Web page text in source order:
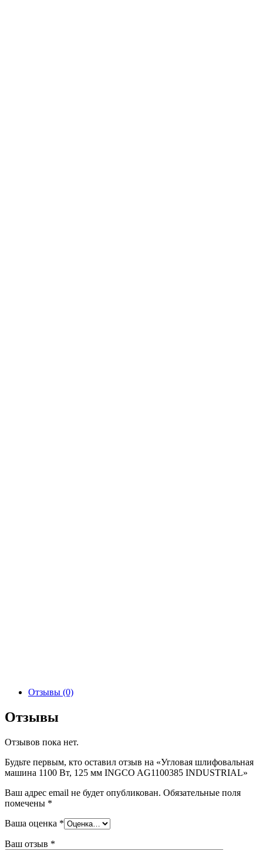
Отзывы (0)
Отзывы
Отзывов пока нет.
Будьте первым, кто оставил отзыв на «Угловая шлифовальная
машина 1100 Вт, 125 мм INGCO AG1100385 INDUSTRIAL»
Ваш адрес email не будет опубликован. Обязательные поля
помечены *
Ваша оценка *
Ваш отзыв *